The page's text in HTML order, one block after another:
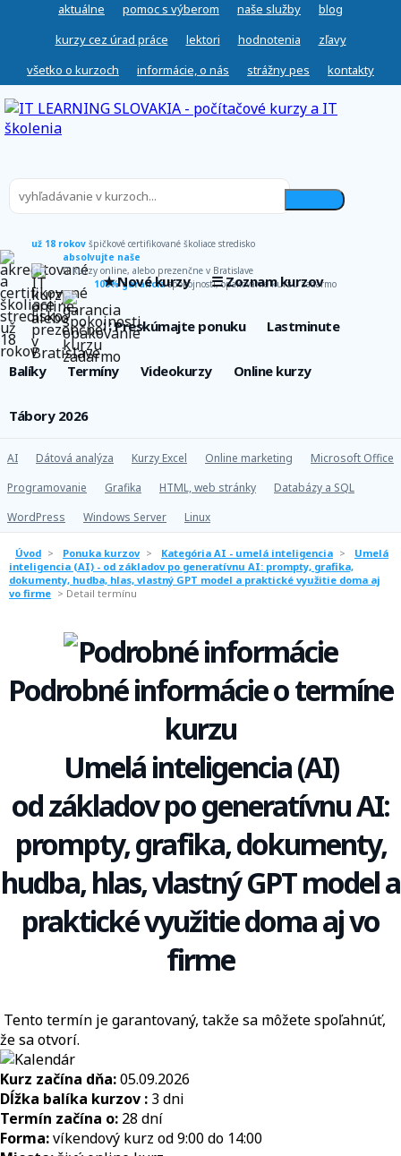
aktuálne pomoc s výberom naše služby
blog
kurzy cez úrad práce
lektori hodnotenia
zľavy
všetko o kurzoch
informácie, o nás strážny pes kontakty
už 18 rokov špičkové certifikované školiace stredisko
absolvujte naše
IT kurzy online, alebo prezenčne v Bratislave
100% garanciaspokojnosti, opakovanie kurzu zadarmo
★ Nové kurzy ☰ Zoznam kurzov
∷ Preskúmajte ponuku Lastminute
Balíky Termíny Videokurzy Online kurzy
Tábory 2026
AI Dátová analýza Kurzy Excel Online marketing
Microsoft Office
Programovanie
Grafika HTML, web stránky
Databázy a SQL
WordPress
Windows Server Linux
Úvod > Ponuka kurzov > Kategória AI - umelá inteligencia >
Umelá
inteligencia (AI) - od základov po generatívnu AI: prompty, grafika,
dokumenty, hudba, hlas, vlastný GPT model a praktické využitie doma aj
vo firme > Detail termínu
Podrobné informácie o termíne
kurzu
Umelá inteligencia (AI)
od základov po generatívnu AI:
prompty, grafika, dokumenty,
hudba, hlas, vlastný GPT model a
praktické využitie doma aj vo
firme
Tento termín je garantovaný, takže sa môžete spoľahnúť,
že sa otvorí.
Kurz začína dňa:05.09.2026
Dĺžka balíka kurzov : 3 dni
Termín začína o: 28 dní
Forma:víkendový kurz od 9:00 do 14:00